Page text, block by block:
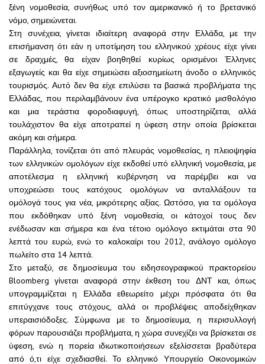
ξένη νομοθεσία, συνήθως υπό τον αμερικανικό ή το βρετανικό
νόμο, σημειώνεται.
Στη συνέχεια, γίνεται ιδιαίτερη αναφορά στην Ελλάδα, με την
επισήμανση ότι εάν η υποτίμηση του ελληνικού χρέους είχε γίνει
σε δραχμές, θα είχαν βοηθηθεί κυρίως ορισμένοι Έλληνες
εξαγωγείς και θα είχε σημειώσει αξιοσημείωτη άνοδο ο ελληνικός
τουρισμός. Αυτό δεν θα είχε επιλύσει τα βασικά προβλήματα της
Ελλάδας, που περιλαμβάνουν ένα υπέρογκο κρατικό μισθολόγιο
και μια τεράστια φοροδιαφυγή, όπως υποστηρίζεται, αλλά
τουλάχιστον θα είχε αποτραπεί η ύφεση στην οποία βρίσκεται
ακόμη και σήμερα.
Παράλληλα, τονίζεται ότι από πλευράς νομοθεσίας, η πλειοψηφία
των ελληνικών ομολόγων είχε εκδοθεί υπό ελληνική νομοθεσία, με
αποτέλεσμα η ελληνική κυβέρνηση να παρέμβει και να
υποχρεώσει τους κατόχους ομολόγων να ανταλλάξουν τα
ομόλογά τους για νέα, μικρότερης αξίας. Ωστόσο, για τα ομόλογα
που εκδόθηκαν υπό ξένη νομοθεσία, οι κάτοχοί τους δεν
ενέδωσαν και σήμερα και ένα τέτοιο ομόλογο εκτιμάται στα 90
λεπτά του ευρώ, ενώ το καλοκαίρι του 2012, ανάλογο ομόλογο
πωλείτο στα 14 λεπτά.
Στο μεταξύ, σε δημοσίευμα του ειδησεογραφικού πρακτορείου
Bloomberg γίνεται αναφορά στην έκθεση του ΔΝΤ και, όπως
υπογραμμίζεται η Ελλάδα εθεωρείτο μέχρι πρόσφατα ότι θα
επιτύγχανε τους στόχους, αλλά οι προβλέψεις αποδείχθηκαν
υπεραισιόδοξες. Σύμφωνα με το δημοσίευμα, η περισυλλογή
φόρων παρουσιάζει προβλήματα, η χώρα συνεχίζει να βρίσκεται σε
ύφεση, ενώ η πορεία ιδιωτικοποιήσεων εξελίσσεται βραδύτερα
από ό,τι είχε σχεδιασθεί. Το ελληνικό Υπουργείο Οικονομικών